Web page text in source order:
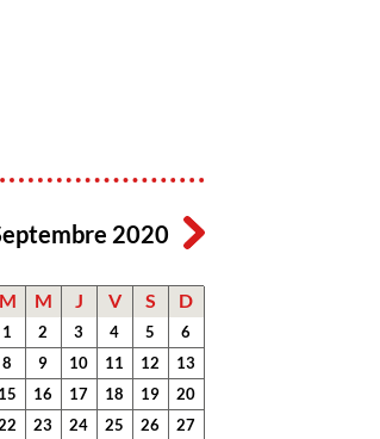
2020
M M J V S D
1 2 3 4 5
6
8 9 10 11 12
13
15 16 17 18 19
20
23 24 25 26
27